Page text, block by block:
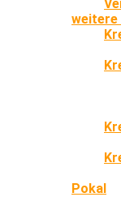
weitere
Pokal